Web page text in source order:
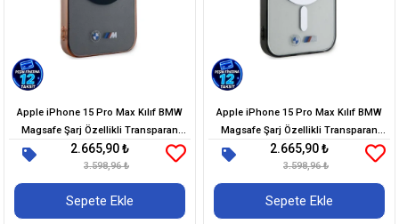
Apple iPhone 15 Pro Max Kılıf BMW
Magsafe Şarj Özellikli Transparan
Renkli Çerçeveli Orjinal Lisanslı Kapak
2.665,90 ₺
3.598,96 ₺
Sepete Ekle
Apple iPhone 15 Pro Max Kılıf BMW
Magsafe Şarj Özellikli Transparan
Silver Ring Orjinal Lisanslı Kapak
2.665,90 ₺
3.598,96 ₺
Sepete Ekle